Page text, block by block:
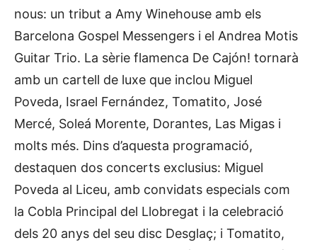
nous: un tribut a Amy Winehouse amb els
Barcelona Gospel Messengers i el Andrea Motis
Guitar Trio. La sèrie flamenca De Cajón! tornarà
amb un cartell de luxe que inclou Miguel
Poveda, Israel Fernández, Tomatito, José
Mercé, Soleá Morente, Dorantes, Las Migas i
molts més. Dins d’aquesta programació,
destaquen dos concerts exclusius: Miguel
Poveda al Liceu, amb convidats especials com
la Cobla Principal del Llobregat i la celebració
dels 20 anys del seu disc Desglaç; i Tomatito,